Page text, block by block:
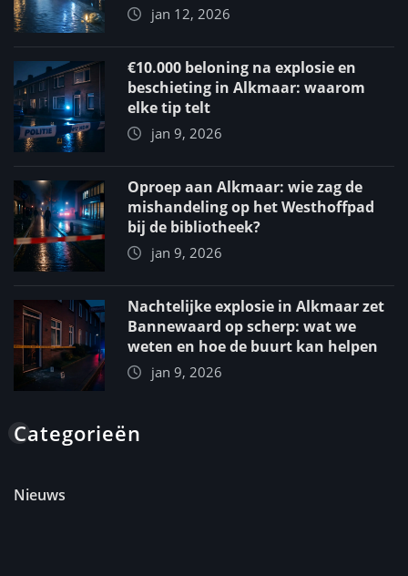
jan 12, 2026
€10.000 beloning na explosie en
beschieting in Alkmaar: waarom
elke tip telt
jan 9, 2026
Oproep aan Alkmaar: wie zag de
mishandeling op het Westhoffpad
bij de bibliotheek?
jan 9, 2026
Nachtelijke explosie in Alkmaar zet
Bannewaard op scherp: wat we
weten en hoe de buurt kan helpen
jan 9, 2026
Categorieën
Nieuws